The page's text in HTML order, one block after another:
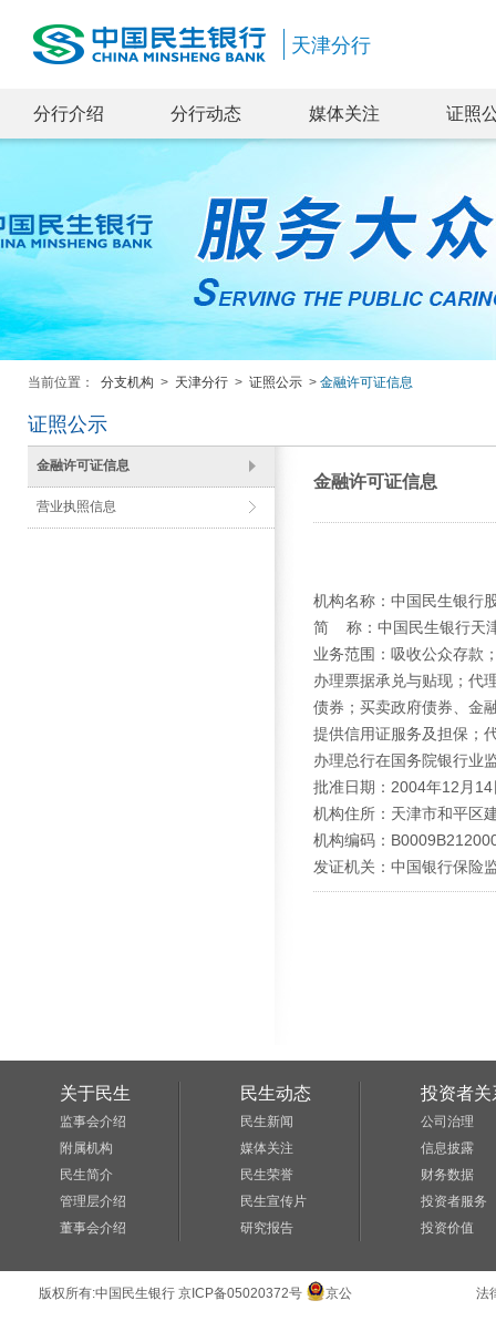
天津分行
分行介绍 分行动态 媒体关注 证照
当前位置： 分支机构 > 天津分行 > 证照公示 > 金融许可证信息
证照公示
金融许可证信息
营业执照信息
金融许可证信息
机构名称：中国民生银行
简 称：中国民生银行天
业务范围：吸收公众存款
办理票据承兑与贴现；代
债券；买卖政府债券、金
提供信用证服务及担保；
办理总行在国务院银行业
批准日期：2004年12月14
机构住所：天津市和平区
机构编码：
发证机关：中国银行保险
关于民生
监事会介绍
附属机构
民生简介
管理层介绍
董事会介绍
民生动态
民生新闻
媒体关注
民生荣誉
民生宣传片
研究报告
投资者关
公司治理
信息披露
财务数据
投资者服务
投资价值
版权所有:中国民生银行 京ICP备05020372号 京公 法